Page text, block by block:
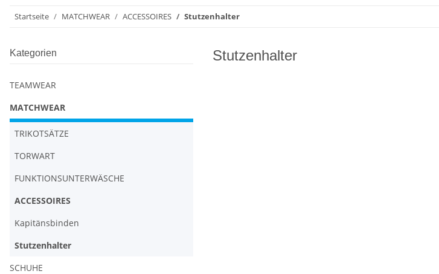
Startseite MATCHWEAR ACCESSOIRES Stutzenhalter
Stutzenhalter
Kategorien
TEAMWEAR
MATCHWEAR
TRIKOTSÄTZE
TORWART
FUNKTIONSUNTERWÄSCHE
ACCESSOIRES
Kapitänsbinden
Stutzenhalter
SCHUHE